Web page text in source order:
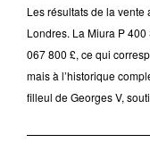
Les résultats de la
Londres. La Miura P
067 800 £, ce qui
mais à l’historique
filleul de Georges V,